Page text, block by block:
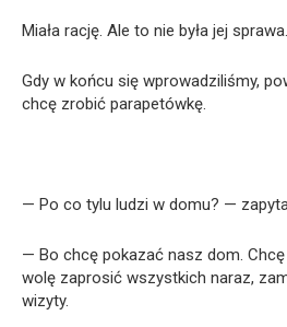
Miała rację. Ale to nie była jej sprawa.
Gdy w końcu się wprowadziliśmy,
chcę zrobić parapetówkę.
— Po co tylu ludzi w domu? —
— Bo chcę pokazać nasz dom.
wolę zaprosić wszystkich naraz,
wizyty.